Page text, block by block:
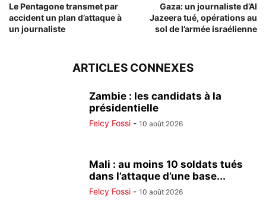
Le Pentagone transmet par
accident un plan d’attaque à
un journaliste
Gaza: un journaliste d’Al
Jazeera tué, opérations au
sol de l’armée israélienne
ARTICLES CONNEXES
Zambie : les candidats à la
présidentielle
Felcy Fossi - 10 août 2026
Mali : au moins 10 soldats tués
dans l’attaque d’une base...
Felcy Fossi - 10 août 2026